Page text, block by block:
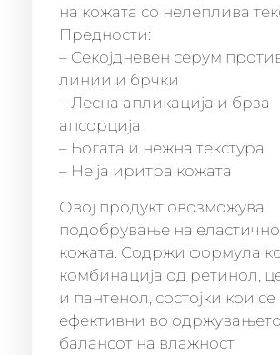
на кожата со нелеплива
Предности:
– Секојдневен серум
линии и брчки
– Лесна апликација и брза
апсорција
– Богата и нежна текстура
– Не ја иритра кожата
Овој продукт овозможува
подобрување на
кожата. Содржи формула
комбинација од ретинол,
и пантенол, состојки кои се
ефективни во
балансот на влажност